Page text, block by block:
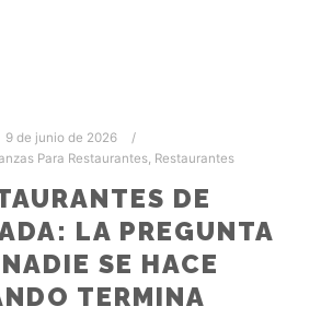
9 de junio de 2026
Para Restaurantes, Restaurantes
DE
LA PREGUNTA
SE HACE
TERMINA